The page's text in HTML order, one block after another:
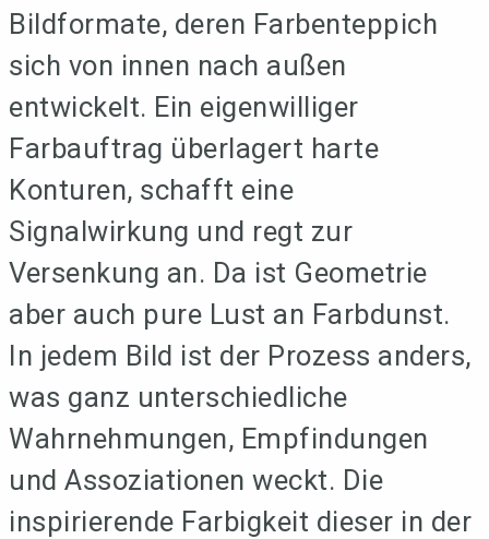
Bildformate, deren Farbenteppich
sich von innen nach außen
entwickelt. Ein eigenwilliger
Farbauftrag überlagert harte
Konturen, schafft eine
Signalwirkung und regt zur
Versenkung an. Da ist Geometrie
aber auch pure Lust an Farbdunst.
In jedem Bild ist der Prozess anders,
was ganz unterschiedliche
Wahrnehmungen, Empfindungen
und Assoziationen weckt. Die
inspirierende Farbigkeit dieser in der